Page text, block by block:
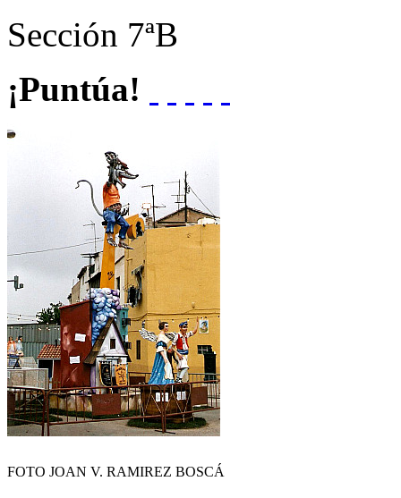
Sección 7ªB
¡Puntúa!
FOTO JOAN V. RAMIREZ BOSCÁ